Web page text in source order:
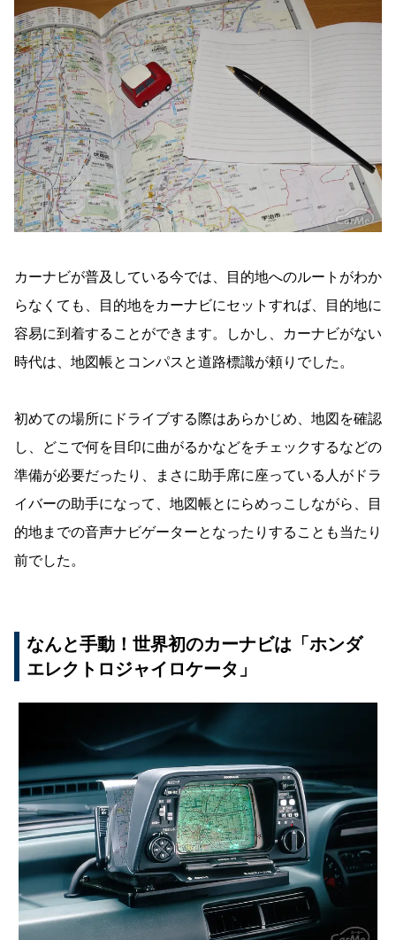
カーナビが普及している今では、目的地へのルートがわか
らなくても、目的地をカーナビにセットすれば、目的地に
容易に到着することができます。しかし、カーナビがない
時代は、地図帳とコンパスと道路標識が頼りでした。
初めての場所にドライブする際はあらかじめ、地図を確認
し、どこで何を目印に曲がるかなどをチェックするなどの
準備が必要だったり、まさに助手席に座っている人がドラ
イバーの助手になって、地図帳とにらめっこしながら、目
的地までの音声ナビゲーターとなったりすることも当たり
前でした。
なんと手動！世界初のカーナビは「ホンダ
エレクトロジャイロケータ」